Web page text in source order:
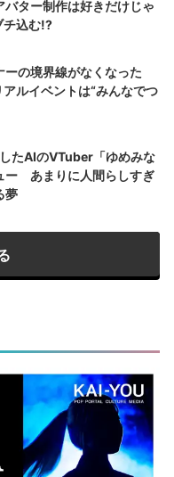
ター制作は好きだけじゃ
チ込む!?
ーの境界線がなくなった
ルイベントは“みんなでつ
たAIのVTuber「ゆめみな
ー あまりに人間らしすぎ
夢